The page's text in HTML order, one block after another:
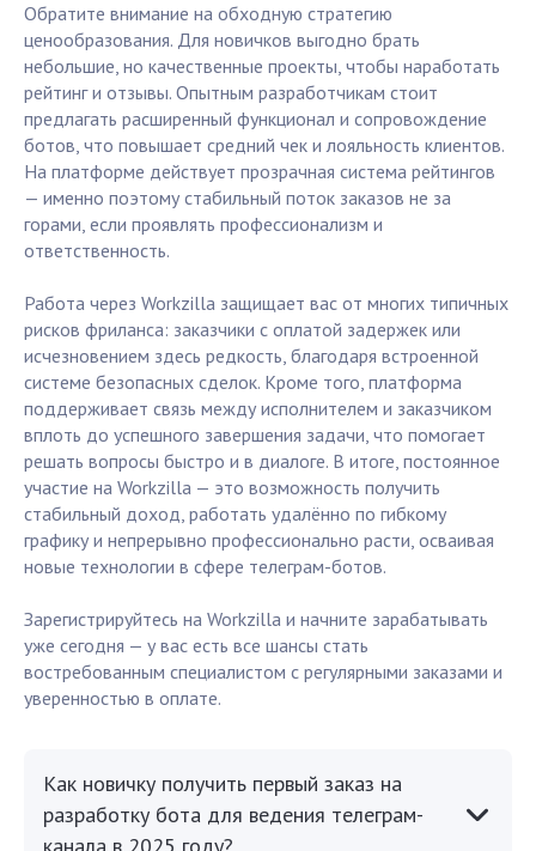
Обратите внимание на обходную стратегию
ценообразования. Для новичков выгодно брать
небольшие, но качественные проекты, чтобы наработать
рейтинг и отзывы. Опытным разработчикам стоит
предлагать расширенный функционал и сопровождение
ботов, что повышает средний чек и лояльность клиентов.
На платформе действует прозрачная система рейтингов
— именно поэтому стабильный поток заказов не за
горами, если проявлять профессионализм и
ответственность.
Работа через Workzilla защищает вас от многих типичных
рисков фриланса: заказчики с оплатой задержек или
исчезновением здесь редкость, благодаря встроенной
системе безопасных сделок. Кроме того, платформа
поддерживает связь между исполнителем и заказчиком
вплоть до успешного завершения задачи, что помогает
решать вопросы быстро и в диалоге. В итоге, постоянное
участие на Workzilla — это возможность получить
стабильный доход, работать удалённо по гибкому
графику и непрерывно профессионально расти, осваивая
новые технологии в сфере телеграм-ботов.
Зарегистрируйтесь на Workzilla и начните зарабатывать
уже сегодня — у вас есть все шансы стать
востребованным специалистом с регулярными заказами и
уверенностью в оплате.
Как новичку получить первый заказ на
разработку бота для ведения телеграм-